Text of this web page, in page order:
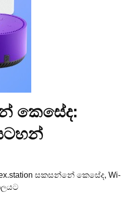
කෙසේද:
සකසන්නේ කෙසේද, Wi-